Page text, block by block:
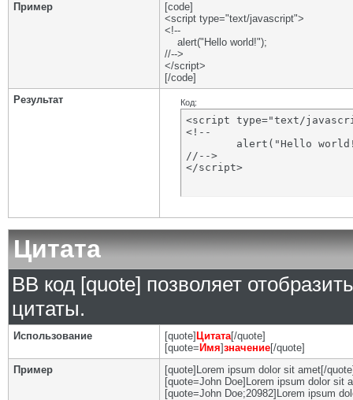
Пример
[code]
<script type="text/javascript">
<!--
alert("Hello world!");
//-->
</script>
[/code]
Результат
Код:
<script type="text/
<!--
//-->
</script>
Цитата
BB код [quote] позволяет
цитаты.
Использование [quote] Цитата[/quote]
[quote= Имя]значение[/quote]
Пример
[quote]Lorem ipsum dolor sit amet[/
[quote=John Doe]Lorem ipsum dolor sit
[quote=John Doe;20982]Lorem ipsum